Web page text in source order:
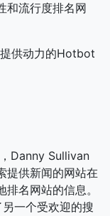
和流行度排名网
供动力的Hotbot
Danny Sullivan
提供新闻的网站在
名网站的信息。
一个受欢迎的搜